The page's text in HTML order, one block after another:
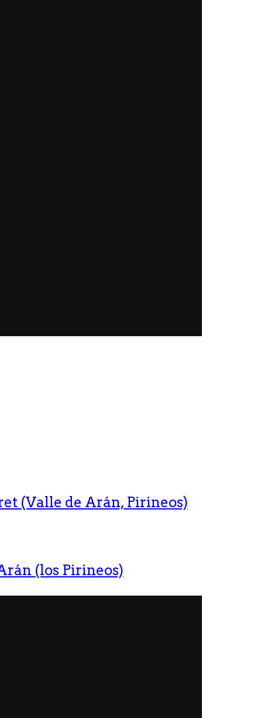
(Valle de Arán, Pirineos)
(los Pirineos)